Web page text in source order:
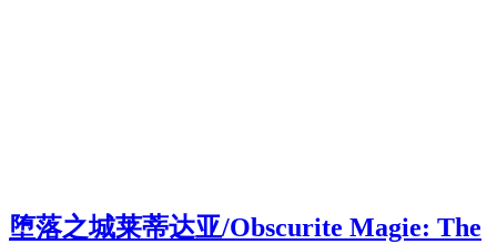
堕落之城莱蒂达亚/Obscurite Magie: The